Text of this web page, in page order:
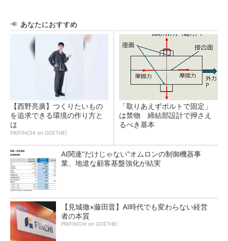
あなたにおすすめ
【西野亮廣】つくりたいもの
を追求できる環境の作り方と
は
PR(FINCHI on GOETHE)
「取りあえずボルトで固定」
は禁物 締結部設計で押さえ
るべき基本
AI関連“だけじゃない”オムロンの制御機器事
業、地道な顧客基盤強化が結実
【見城徹×藤田晋】AI時代でも変わらない経営
者の本質
PR(FINCHI on GOETHE)